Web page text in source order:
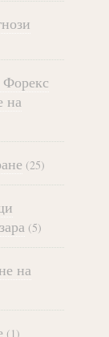
на
(25)
(5)
на
(1)